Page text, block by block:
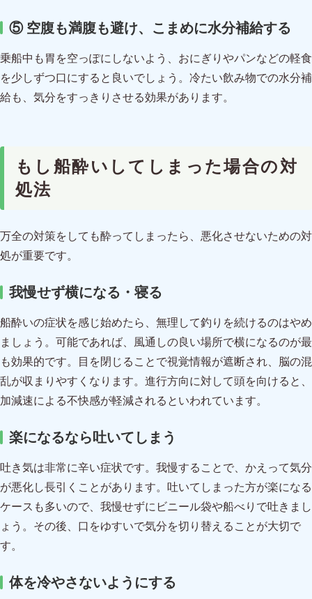
⑤ 空腹も満腹も避け、こまめに水分補給する
乗船中も胃を空っぽにしないよう、おにぎりやパンなどの軽食
を少しずつ口にすると良いでしょう。冷たい飲み物での水分補
給も、気分をすっきりさせる効果があります。
もし船酔いしてしまった場合の対
処法
万全の対策をしても酔ってしまったら、悪化させないための対
処が重要です。
我慢せず横になる・寝る
船酔いの症状を感じ始めたら、無理して釣りを続けるのはやめ
ましょう。可能であれば、風通しの良い場所で横になるのが最
も効果的です。目を閉じることで視覚情報が遮断され、脳の混
乱が収まりやすくなります。進行方向に対して頭を向けると、
加減速による不快感が軽減されるといわれています。
楽になるなら吐いてしまう
吐き気は非常に辛い症状です。我慢することで、かえって気分
が悪化し長引くことがあります。吐いてしまった方が楽になる
ケースも多いので、我慢せずにビニール袋や船べりで吐きまし
ょう。その後、口をゆすいで気分を切り替えることが大切で
す。
体を冷やさないようにする